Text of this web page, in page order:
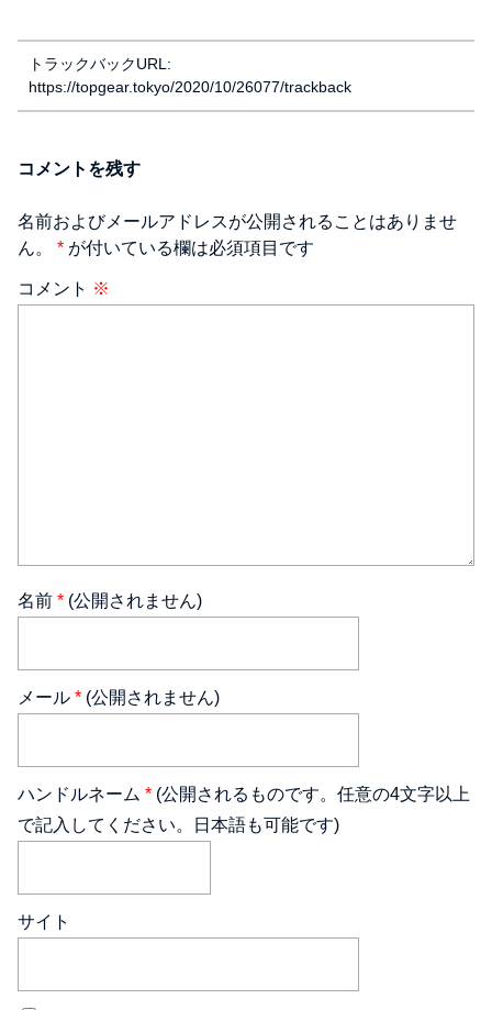
トラックバックURL:
https://topgear.tokyo/2020/10/26077/trackback
コメントを残す
名前およびメールアドレスが公開されることはありませ
ん。 * が付いている欄は必須項目です
コメント ※
名前 * (公開されません)
メール * (公開されません)
ハンドルネーム * (公開されるものです。任意の4文字以上
で記入してください。日本語も可能です)
サイト